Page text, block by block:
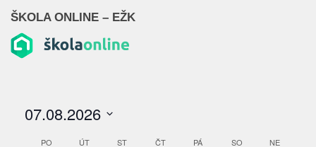
ŠKOLA ONLINE – EŽK